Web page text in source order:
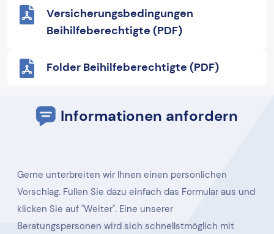
Versicherungsbedingungen
Beihilfeberechtigte (PDF)
Folder Beihilfeberechtigte (PDF)
Informationen anfordern
Gerne unterbreiten wir Ihnen einen persönlichen
Vorschlag. Füllen Sie dazu einfach das Formular aus und
klicken Sie auf "Weiter". Eine unserer
Beratungspersonen wird sich schnellstmöglich mit